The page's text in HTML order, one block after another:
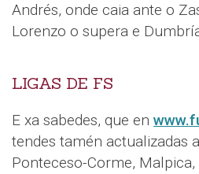
Andrés, onde caia ante o
Lorenzo o supera e
LIGAS DE FS
E xa sabedes, que en
tendes tamén actualizadas
Ponteceso-Corme,